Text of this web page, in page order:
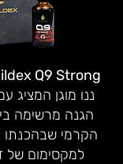
Q9 Strong
ננו מוגן המציג
הגנה מרשימה
הקרמי
למקסימום של